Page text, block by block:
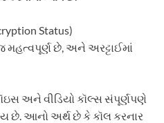
Status)
મહત્વપૂર્ણ છે, અને અરટ્ટાઈમાં
અને વીડિયો કૉલ્સ સંપૂર્ણપણે
છે. આનો અર્થ છે કે કૉલ કરનાર